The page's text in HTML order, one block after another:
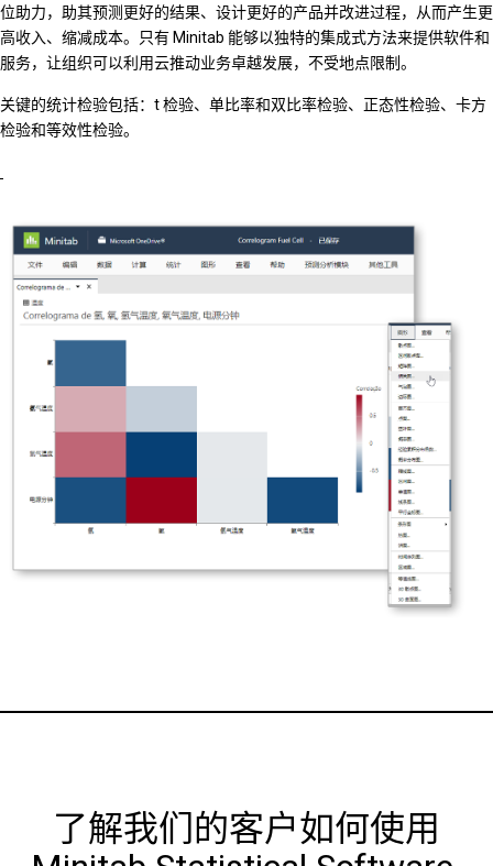
位助力，助其预测更好的结果、设计更好的产品并改进过程，从而产生更
高收入、缩减成本。只有 Minitab 能够以独特的集成式方法来提供软件和
服务，让组织可以利用云推动业务卓越发展，不受地点限制。
关键的统计检验包括：t 检验、单比率和双比率检验、正态性检验、卡方
检验和等效性检验。
了解我们的客户如何使用